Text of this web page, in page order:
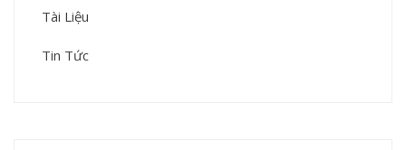
Tài Liệu
Tin Tức